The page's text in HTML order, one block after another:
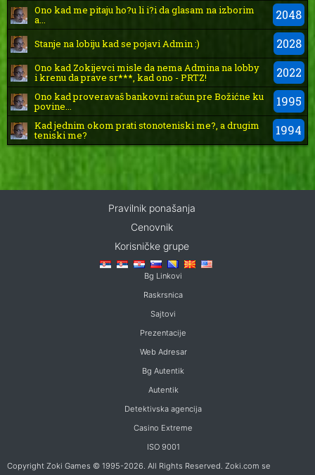
Ono kad me pitaju ho?u li i?i da glasam na izborim
a... 2048
Stanje na lobiju kad se pojavi Admin :) 2028
Ono kad Zokijevci misle da nema Admina na lobby
i krenu da prave sr***, kad ono - PRTZ! 2022
Ono kad proveravaš bankovni račun pre Božićne ku
povine... 1995
Kad jednim okom prati stonoteniski me?, a drugim
teniski me? 1994
Pravilnik ponašanja
Cenovnik
Korisničke grupe
Bg Linkovi
Raskrsnica
Sajtovi
Prezentacije
Web Adresar
Bg Autentik
Autentik
Detektivska agencija
Casino Extreme
ISO 9001
Copyright Zoki Games © 1995-2026. All Rights Reserved. Zoki.com se